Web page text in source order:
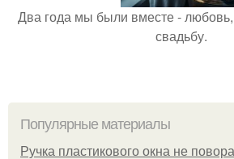
Два года мы были вместе -
свадьбу.
Популярные материалы
Ручка пластикового окна не